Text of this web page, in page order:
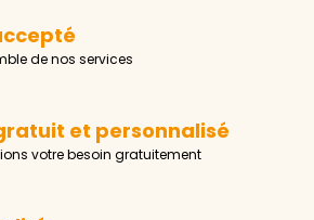
de nos services
et personnalisé
votre besoin gratuitement